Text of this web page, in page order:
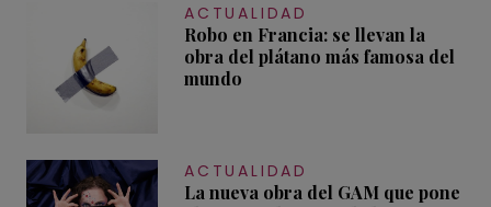
ACTUALIDAD
Robo en Francia: se llevan la
obra del plátano más famosa del
mundo
ACTUALIDAD
La nueva obra del GAM que pone